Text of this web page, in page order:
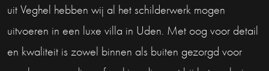
uit Veghel hebben wij al het schilderwerk mogen
uitvoeren in een luxe villa in Uden. Met oog voor detail
en kwaliteit is zowel binnen als buiten gezorgd voor